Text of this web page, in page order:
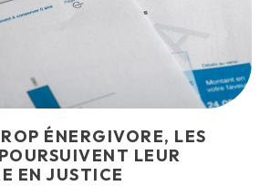
ÉNERGIVORE, LES
LEUR
EN JUSTICE